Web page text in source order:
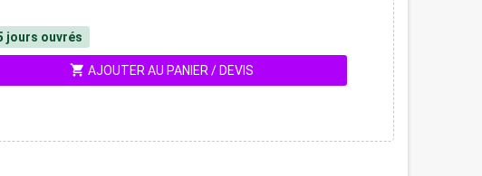
jours ouvrés
shopping_cart AJOUTER AU PANIER / DEVIS